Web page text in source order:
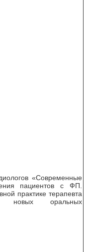
«Современные
пациентов с ФП.
практике терапевта
новых оральных